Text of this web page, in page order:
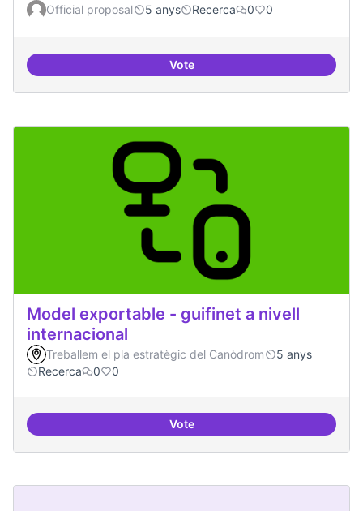
Official proposal 5 anys Recerca 0 0
VoteXarxa internacional d'ateneus -
Model exportable - guifinet a nivell
internacional
Treballem el pla estratègic del Canòdrom
5 anys
Recerca
0 0
VoteModel exportable - guifinet a